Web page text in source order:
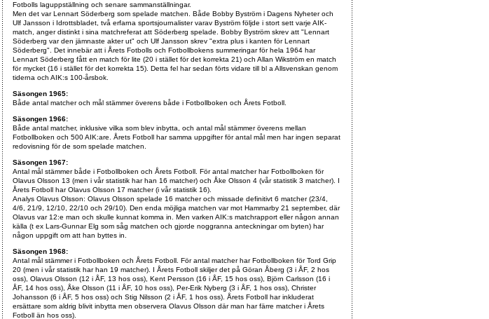
Fotbolls laguppställning och senare sammanställningar.
Men det var Lennart Söderberg som spelade matchen. Både Bobby Byström i Dagens Nyheter och
Ulf Jansson i Idrottsbladet, två erfarna sportsjournalister varav Byström följde i stort sett varje AIK-
match, anger distinkt i sina matchreferat att Söderberg spelade. Bobby Byström skrev att "Lennart
Söderberg var den jämnaste akter ut" och Ulf Jansson skrev "extra plus i kanten för Lennart
Söderberg". Det innebär att i Årets Fotbolls och Fotbollbokens summeringar för hela 1964 har
Lennart Söderberg fått en match för lite (20 i stället för det korrekta 21) och Allan Wikström en match
för mycket (16 i stället för det korrekta 15). Detta fel har sedan förts vidare till bl a Allsvenskan genom
tiderna och AIK:s 100-årsbok.
Säsongen 1965:
Både antal matcher och mål stämmer överens både i Fotbollboken och Årets Fotboll.
Säsongen 1966:
Både antal matcher, inklusive vilka som blev inbytta, och antal mål stämmer överens mellan
Fotbollboken och 500 AIK:are. Årets Fotboll har samma uppgifter för antal mål men har ingen separat
redovisning för de som spelade matchen.
Säsongen 1967:
Antal mål stämmer både i Fotbollboken och Årets Fotboll. För antal matcher har Fotbollboken för
Olavus Olsson 13 (men i vår statistik har han 16 matcher) och Åke Olsson 4 (vår statistik 3 matcher). I
Årets Fotboll har Olavus Olsson 17 matcher (i vår statistik 16).
Analys Olavus Olsson: Olavus Olsson spelade 16 matcher och missade definitivt 6 matcher (23/4,
4/6, 21/9, 12/10, 22/10 och 29/10). Den enda möjliga matchen var mot Hammarby 21 september, där
Olavus var 12:e man och skulle kunnat komma in. Men varken AIK:s matchrapport eller någon annan
källa (t ex Lars-Gunnar Elg som såg matchen och gjorde noggranna anteckningar om byten) har
någon uppgift om att han byttes in.
Säsongen 1968:
Antal mål stämmer i Fotbollboken och Årets Fotboll. För antal matcher har Fotbollboken för Tord Grip
20 (men i vår statistik har han 19 matcher). I Årets Fotboll skiljer det på Göran Åberg (3 i ÅF, 2 hos
oss), Olavus Olsson (12 i ÅF, 13 hos oss), Kent Persson (16 i ÅF, 15 hos oss), Björn Carlsson (16 i
ÅF, 14 hos oss), Åke Olsson (11 i ÅF, 10 hos oss), Per-Erik Nyberg (3 i ÅF, 1 hos oss), Christer
Johansson (6 i ÅF, 5 hos oss) och Stig Nilsson (2 i ÅF, 1 hos oss). Årets Fotboll har inkluderat
ersättare som aldrig blivit inbytta men observera Olavus Olsson där man har färre matcher i Årets
Fotboll än hos oss).